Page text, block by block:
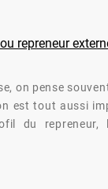
repreneur
on pense
est tout aussi
du repreneur,